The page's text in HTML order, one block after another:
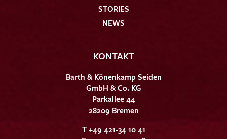
STORIES
NEWS
KONTAKT
Barth & Könenkamp Seiden
GmbH & Co. KG
Parkallee 44
28209 Bremen
T +49 421-34 10 41